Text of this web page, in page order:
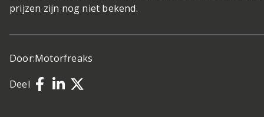
prijzen zijn nog niet bekend.
Door:Motorfreaks
Deel